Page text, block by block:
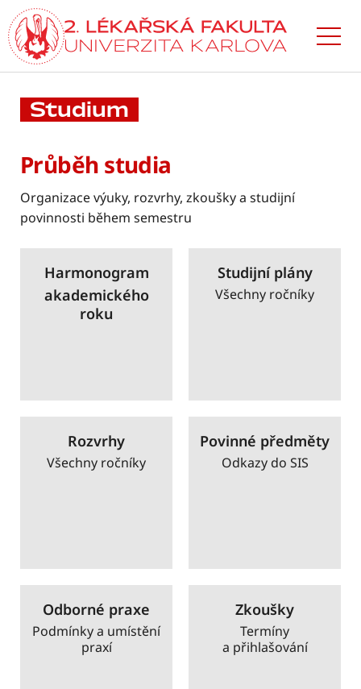
Přejít
k hlavnímu
obsahu
Studium
Průběh studia
Organizace výuky, rozvrhy, zkoušky a studijní
povinnosti během semestru
Harmonogram
akademického
roku
Studijní plány
Všechny ročníky
Rozvrhy
Všechny ročníky
Povinné předměty
Odkazy do SIS
Odborné praxe
Podmínky a umístění
praxí
Zkoušky
Termíny
a přihlašování